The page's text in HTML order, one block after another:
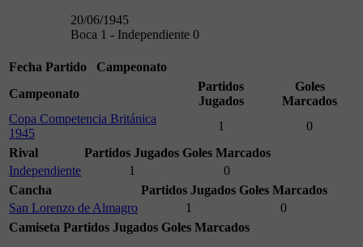
20/06/1945
Boca 1 - Independiente 0
Fecha Partido
Campeonato
Campeonato
Partidos
Jugados
Goles
Marcados
Copa Competencia Británica
1945
1
0
Rival
Partidos Jugados Goles Marcados
Independiente
1
0
Cancha
Partidos Jugados Goles Marcados
San Lorenzo de Almagro
1
0
Camiseta Partidos Jugados Goles Marcados